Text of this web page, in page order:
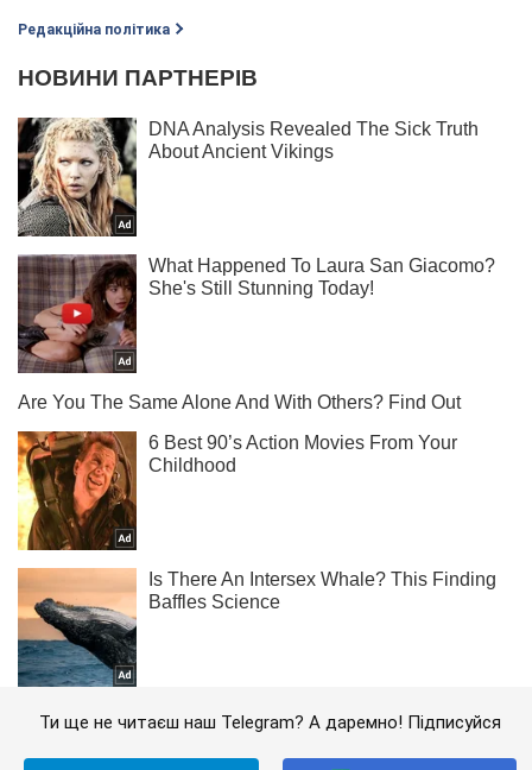
Редакційна політика
Ти ще не читаєш наш Telegram? А даремно! Підписуйся